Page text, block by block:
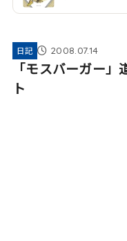
日記 2008.07.14
「モスバーガー
ト